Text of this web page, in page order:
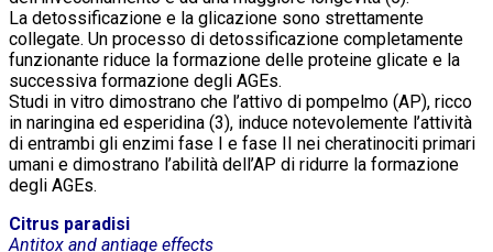
La detossificazione e la glicazione sono strettamente
collegate. Un processo di detossificazione completamente
funzionante riduce la formazione delle proteine glicate e la
successiva formazione degli AGEs.
Studi in vitro dimostrano che l’attivo di pompelmo (AP), ricco
in naringina ed esperidina (3), induce notevolemente l’attività
di entrambi gli enzimi fase I e fase II nei cheratinociti primari
umani e dimostrano l’abilità dell’AP di ridurre la formazione
degli AGEs.
Citrus paradisi
Antitox and antiage effects